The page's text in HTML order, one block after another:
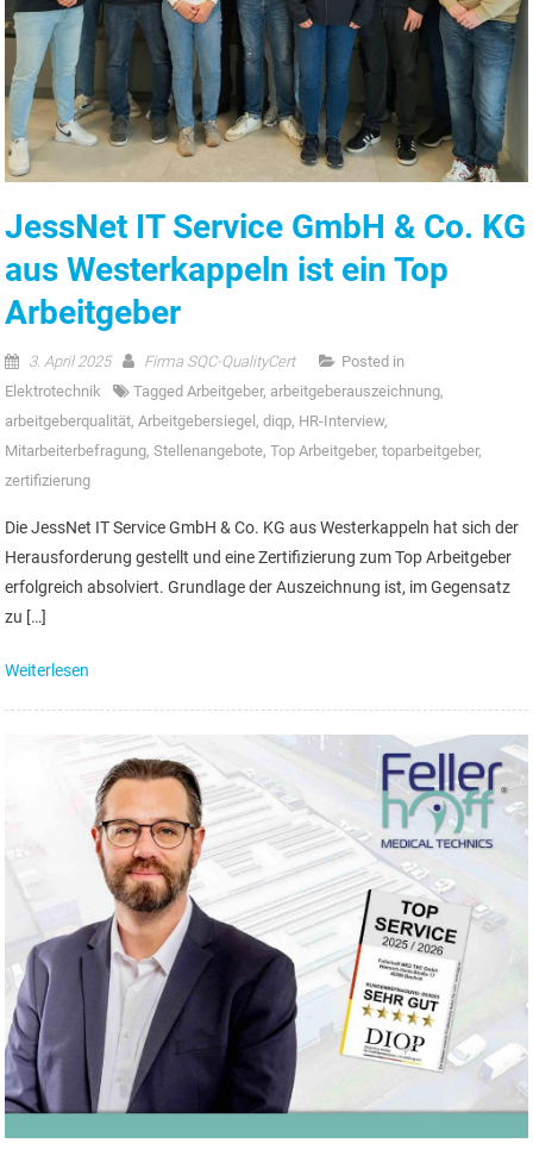
JessNet IT Service GmbH & Co. KG
aus Westerkappeln ist ein Top
Arbeitgeber
3. April 2025 Firma SQC-QualityCert
Posted in
Elektrotechnik
TaggedArbeitgeber, arbeitgeberauszeichnung,
arbeitgeberqualität,Arbeitgebersiegel ,diqp, HR-Interview,
Mitarbeiterbefragung,Stellenangebote,Top Arbeitgeber,toparbeitgeber,
zertifizierung
Die JessNet IT Service GmbH & Co. KG aus Westerkappeln hat sich der
Herausforderung gestellt und eine Zertifizierung zum Top Arbeitgeber
erfolgreich absolviert. Grundlage der Auszeichnung ist, im Gegensatz
zu […]
Weiterlesen